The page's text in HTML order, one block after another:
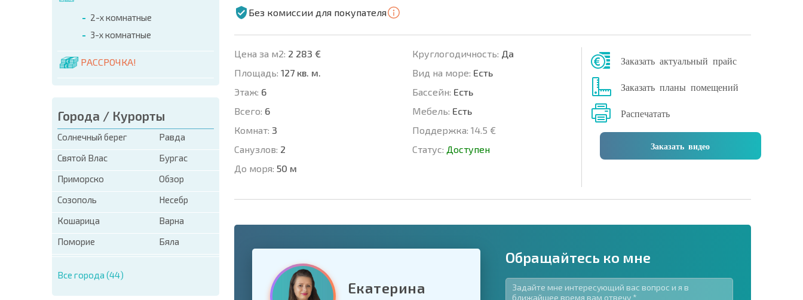
2-х комнатные
3-х комнатные
РАССРОЧКА!
Города / Курорты
Солнечный берег
Равда
Святой Влас
Бургас
Приморско
Обзор
Созополь
Несебр
Кошарица
Варна
Поморие
Бяла
Все города (44)
Без комиссии для покупателя
Цена за м2: 2 283 €
Площадь: 127 кв. м.
Этаж: 6
Всего: 6
Комнат: 3
Санузлов: 2
До моря: 50 м
Круглогодичность: Да
Вид на море: Есть
Басcейн: Есть
Мебель: Есть
Поддержка: 14.5 €
Статус: Доступен
Заказать актуальный прайс
Заказать планы помещений
Распечатать
Заказать видео
United
+1
Екатерина
Обращайтесь ко мне